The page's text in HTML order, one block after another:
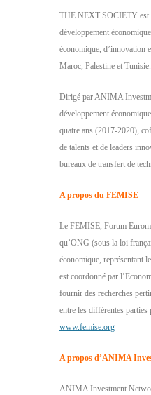
THE NEXT SOCIETY est
développement
économique, d’innovation
Maroc, Palestine et Tunisie.
Dirigé par ANIMA
développement
quatre ans (2017-2020),
de talents et de leaders
bureaux de transfert de
A propos du FEMISE
Le FEMISE, Forum
qu’ONG (sous la loi
économique, représentant
est coordonné par
fournir des recherches
entre les différentes
www.femise.org
A propos d’ANIMA
ANIMA Investment